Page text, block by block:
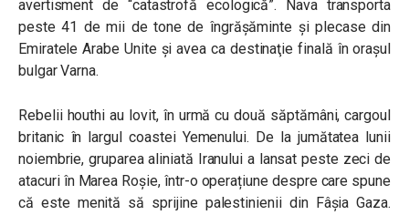
avertisment de “catastrofă ecologică”. Nava transporta
peste 41 de mii de tone de îngrășăminte și plecase din
Emiratele Arabe Unite şi avea ca destinaţie finală în oraşul
bulgar Varna.
Rebelii houthi au lovit, în urmă cu două săptămâni, cargoul
britanic în largul coastei Yemenului. De la jumătatea lunii
noiembrie, gruparea aliniată Iranului a lansat peste zeci de
atacuri în Marea Roșie, într-o operațiune despre care spune
că este menită să sprijine palestinienii din Fâșia Gaza.